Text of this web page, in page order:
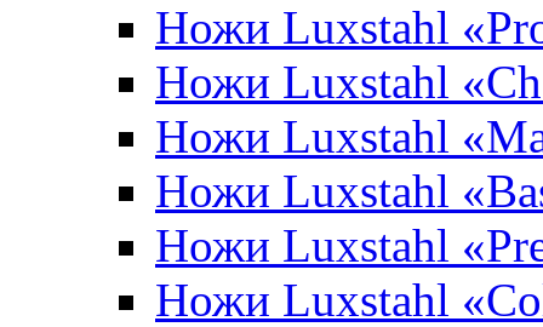
Ножи Luxstahl
Ножи Luxstahl
Ножи Luxstahl
Ножи Luxstahl
Ножи Luxstahl
Ножи Luxstahl